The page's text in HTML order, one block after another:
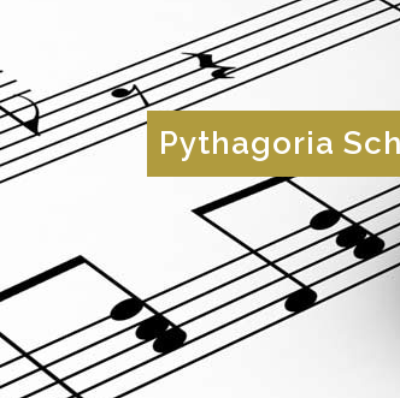
Pythagoria